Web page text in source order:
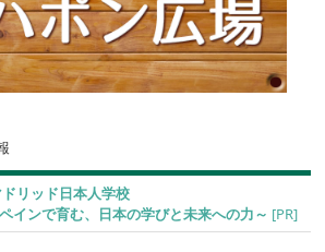
リッド日本人学校
インで育む、日本の学びと未来への力～ [PR]